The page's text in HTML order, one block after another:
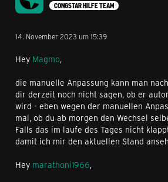
CONGSTAR HILFE TEAM
14. November 2023 um 15:39
Hey Magmo,
die manuelle Anpassung kann man
dir derzeit noch nicht sagen, ob er
wird - eben wegen der manuellen
mal, ob du ab morgen den Wechsel
Falls das im laufe des Tages nicht
damit ich mir den aktuellen Stand
Hey marathoni1966,